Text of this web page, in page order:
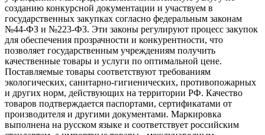
созданию конкурсной документации и участвуем в
государственных закупках согласно федеральным законам
№44-ФЗ и №223-ФЗ. Эти законы регулируют процесс закупок
для обеспечения прозрачности и конкурентности, что
позволяет государственным учреждениям получить
качественные товары и услуги по оптимальной цене.
Поставляемые товары соответствуют требованиям
экологических, санитарно-гигиенических, противопожарных
и других норм, действующих на территории РФ. Качество
товаров подтверждается паспортами, сертификатами от
производителя и другими документами. Маркировка
выполнена на русском языке и соответствует российским